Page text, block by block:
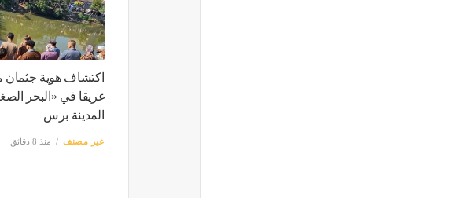
اكتشاف هوية
غريقا في «البحر
المدينة برس
غير مصنف منذ 8 دقائق